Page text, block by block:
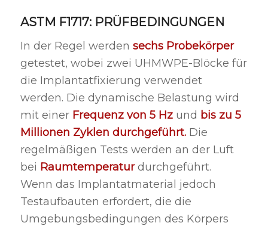
ASTM F1717: PRÜFBEDINGUNGEN
In der Regel werden sechs Probekörper
getestet, wobei zwei UHMWPE-Blöcke für
die Implantatfixierung verwendet
werden. Die dynamische Belastung wird
mit einer Frequenz von 5 Hzund bis zu 5
Millionen Zyklen durchgeführt.Die
regelmäßigen Tests werden an der Luft
bei Raumtemperaturdurchgeführt.
Wenn das Implantatmaterial jedoch
Testaufbauten erfordert, die die
Umgebungsbedingungen des Körpers